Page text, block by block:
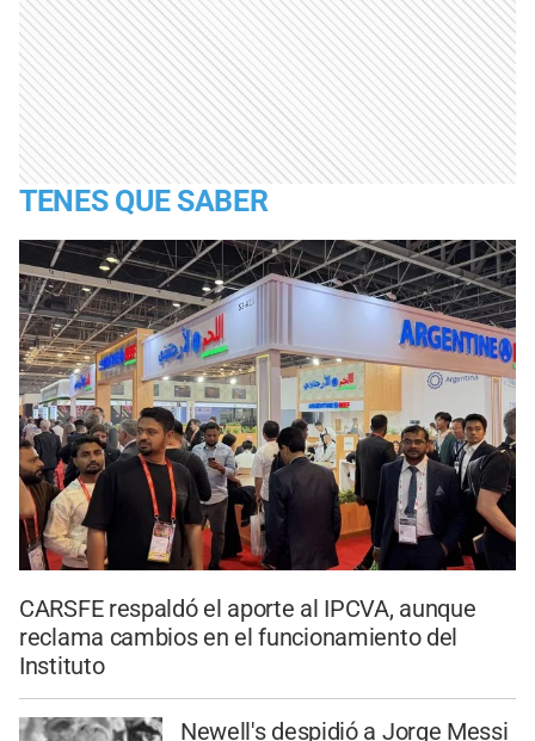
TENES QUE SABER
CARSFE respaldó el aporte al IPCVA, aunque
reclama cambios en el funcionamiento del
Instituto
Newell's despidió a Jorge Messi